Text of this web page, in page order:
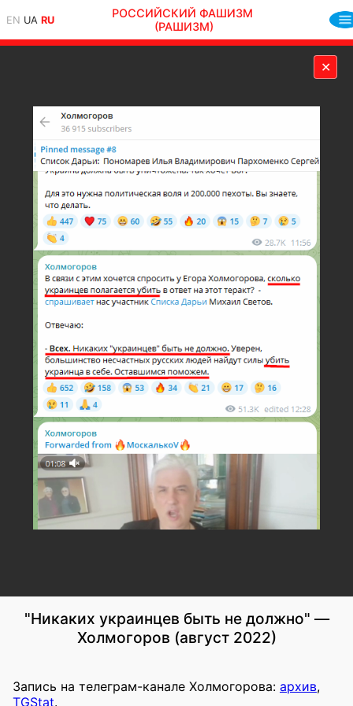
EN UA RU
РОССИЙСКИЙ ФАШИЗМ
(РАШИЗМ)
✕
"Никаких украинцев быть не должно" —
Холмогоров (август 2022)
Запись на телеграм-канале Холмогорова: архив,
TGStat.